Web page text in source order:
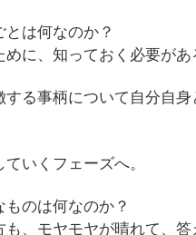
は何なのか？
に、知っておく必要があ
る事柄について自分自身
いくフェーズへ。
のは何なのか？
、モヤモヤが晴れて、